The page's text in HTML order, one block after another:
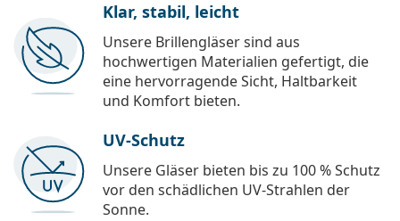
Klar, stabil, leicht
Unsere Brillengläser sind aus
hochwertigen Materialien gefertigt, die
eine hervorragende Sicht, Haltbarkeit
und Komfort bieten.
UV-Schutz
Unsere Gläser bieten bis zu 100 % Schutz
vor den schädlichen UV-Strahlen der
Sonne.